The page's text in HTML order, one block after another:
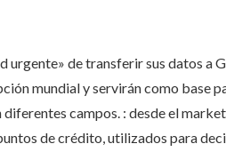
de transferir sus datos a
mundial y servirán como base
campos. : desde el
de crédito, utilizados para